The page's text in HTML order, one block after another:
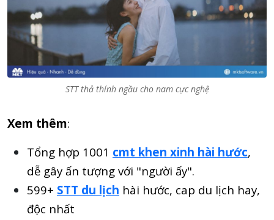
STT thả thính ngầu cho nam cực nghệ
Xem thêm:
Tổng hợp 1001 cmt khen xinh hài hước,
dễ gây ấn tượng với "người ấy".
599+ STT du lịch hài hước, cap du lịch hay,
độc nhất